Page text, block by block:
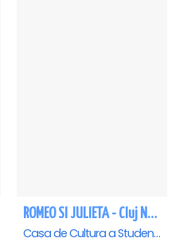
ROMEO SI JULIETA - Cluj Napoca
Casa de Cultura a Studentilor Dumitru Farcas, Cluj-Napoca